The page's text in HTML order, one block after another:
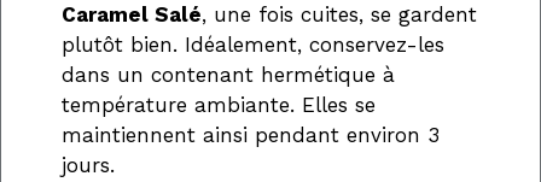
Caramel Salé, une fois cuites, se gardent
plutôt bien. Idéalement, conservez-les
dans un contenant hermétique à
température ambiante. Elles se
maintiennent ainsi pendant environ 3
jours.